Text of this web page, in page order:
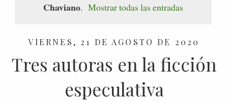
Chaviano. Mostrar todas las entradas
VIERNES, 21 DE AGOSTO DE 2020
Tres autoras en la ficción
especulativa